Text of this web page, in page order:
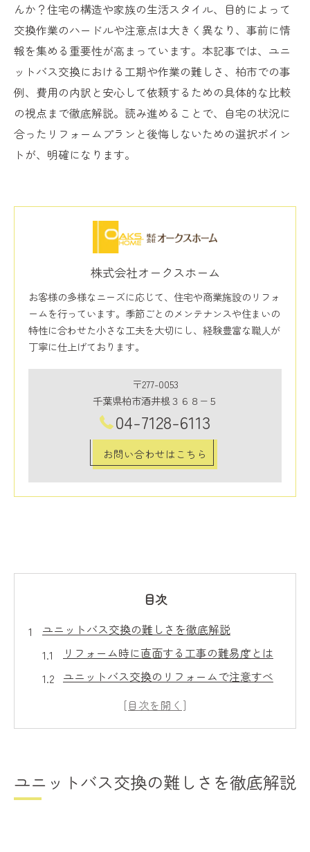
んか？住宅の構造や家族の生活スタイル、目的によって
交換作業のハードルや注意点は大きく異なり、事前に情
報を集める重要性が高まっています。本記事では、ユニ
ットバス交換における工期や作業の難しさ、柏市での事
例、費用の内訳と安心して依頼するための具体的な比較
の視点まで徹底解説。読み進めることで、自宅の状況に
合ったリフォームプランと後悔しないための選択ポイン
トが、明確になります。
株式会社オークスホーム
お客様の多様なニーズに応じて、住宅や商業施設のリフォ
ームを行っています。季節ごとのメンテナンスや住まいの
特性に合わせた小さな工夫を大切にし、経験豊富な職人が
丁寧に仕上げております。
〒277-0053
千葉県柏市酒井根３６８−５
04-7128-6113
お問い合わせはこちら
目次
ユニットバス交換の難しさを徹底解説
リフォーム時に直面する工事の難易度とは
ユニットバス交換のリフォームで注意すべ
リフォームで知る柏市浴室工事の実態
ユニットバス交換の難しさを徹底解説